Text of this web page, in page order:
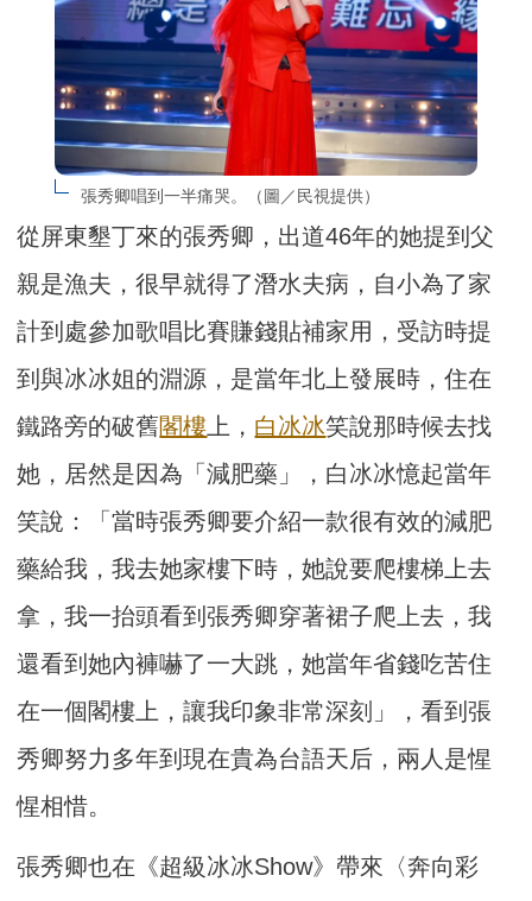
張秀卿唱到一半痛哭。（圖／民視提供）
從屏東墾丁來的張秀卿，出道46年的她提到父
親是漁夫，很早就得了潛水夫病，自小為了家
計到處參加歌唱比賽賺錢貼補家用，受訪時提
到與冰冰姐的淵源，是當年北上發展時，住在
鐵路旁的破舊閣樓 上， 白冰冰笑說那時候去找
她，居然是因為「減肥藥」，白冰冰憶起當年
笑說：「當時張秀卿要介紹一款很有效的減肥
藥給我，我去她家樓下時，她說要爬樓梯上去
拿，我一抬頭看到張秀卿穿著裙子爬上去，我
還看到她內褲嚇了一大跳，她當年省錢吃苦住
在一個閣樓上，讓我印象非常深刻」，看到張
秀卿努力多年到現在貴為台語天后，兩人是惺
惺相惜。
張秀卿也在《超級冰冰Show》帶來〈奔向彩